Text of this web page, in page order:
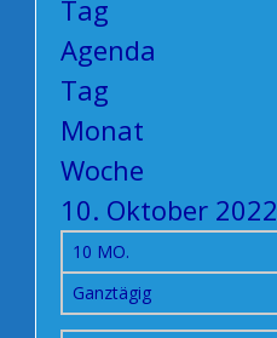
Tag
Agenda
Tag
Monat
Woche
10. Oktober 2022
10 MO.
Ganztägig